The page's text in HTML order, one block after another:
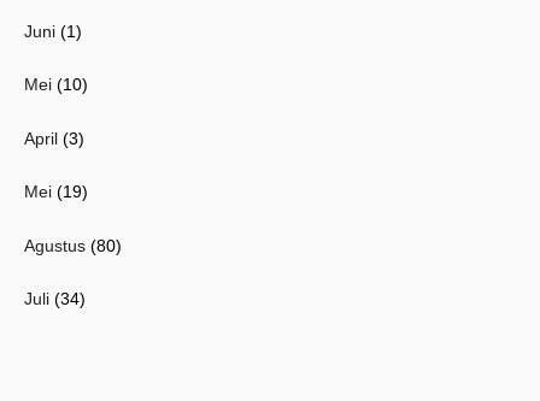
Juni (1)
Mei (10)
April (3)
Mei (19)
Agustus (80)
Juli (34)